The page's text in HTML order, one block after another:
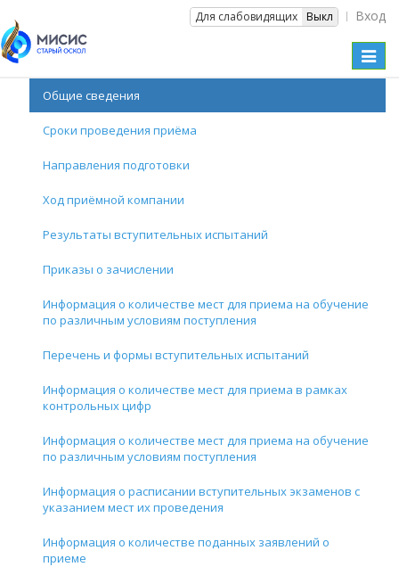
Для слабовидящих Выкл Вход
Общие сведения
Сроки проведения приёма
Направления подготовки
Ход приёмной компании
Результаты вступительных испытаний
Приказы о зачислении
Информация о количестве мест для приема на обучение
по различным условиям поступления
Перечень и формы вступительных испытаний
Информация о количестве мест для приема в рамках
контрольных цифр
Информация о количестве мест для приема на обучение
по различным условиям поступления
Информация о расписании вступительных экзаменов с
указанием мест их проведения
Информация о количестве поданных заявлений о
приеме